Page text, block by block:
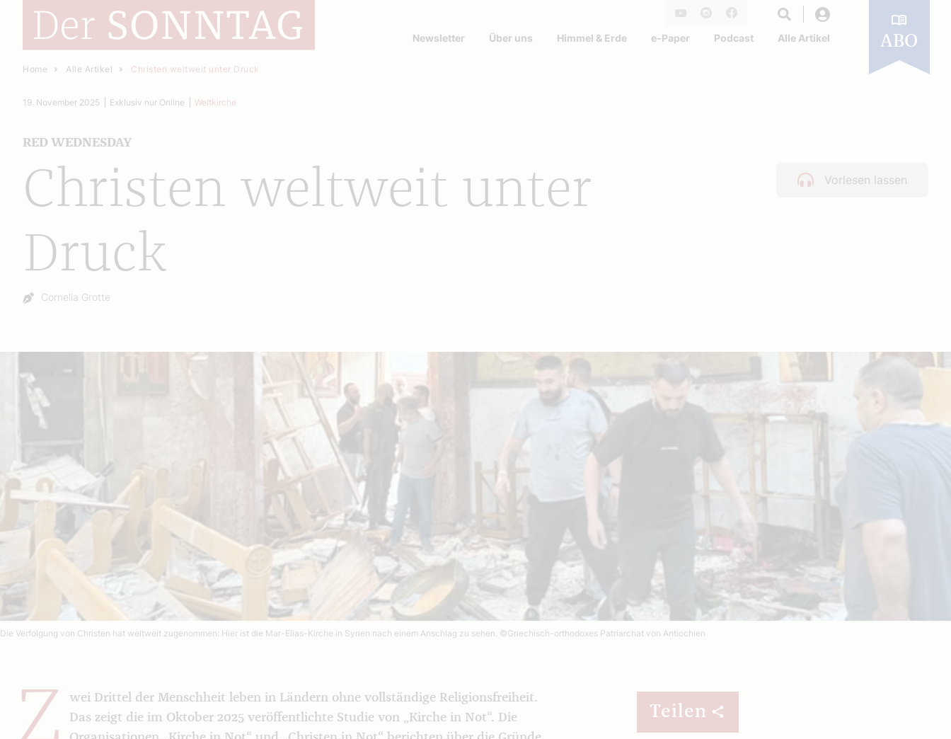
Facebook
Newsletter Über uns Himmel & Erde e-Paper Podcast Alle Artikel ABO
Home Alle Artikel Christen weltweit unter Druck
Vorlesen lassen
Christen weltweit unter
Druck
RED WEDNESDAY
19. November 2025 Exklusiv nur Online Weltkirche
Autor:
Cornelia Grotte
Die Verfolgung von Christen hat weltweit zugenommen: Hier ist die Mar-Elias-Kirche in Syrien nach einem Anschlag zu sehen. ©Griechisch-orthodoxes Patriarchat von Antiochien
Z
wei Drittel der Menschheit leben in Ländern ohne vollständige Religionsfreiheit.
Das zeigt die im Oktober 2025 veröffentlichte Studie von „Kirche in Not“. Die
Teilen